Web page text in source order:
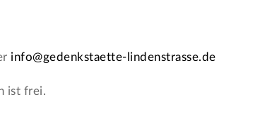
info@gedenkstaette-lindenstrasse.de
ist frei.